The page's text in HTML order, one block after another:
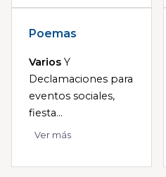
Poemas
Varios Y
Declamaciones para
eventos sociales,
fiesta...
Ver más